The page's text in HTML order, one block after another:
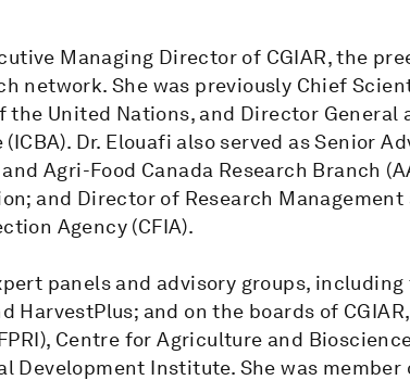
Managing Director of CGIAR, the
network. She was previously Chief
the United Nations, and Director
Dr. Elouafi also served as Senior
Agri-Food Canada Research Branch
and Director of Research
Agency (CFIA).
panels and advisory groups,
HarvestPlus; and on the boards of
Centre for Agriculture and
Development Institute. She was